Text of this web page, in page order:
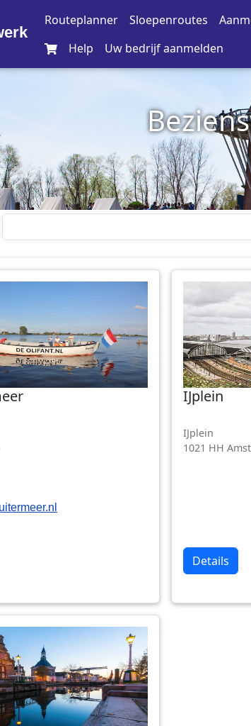
Routeplanner Sloepenroutes
Help
Uw bedrijf aanmelden
IJplein
IJplein
1021 HH
Details